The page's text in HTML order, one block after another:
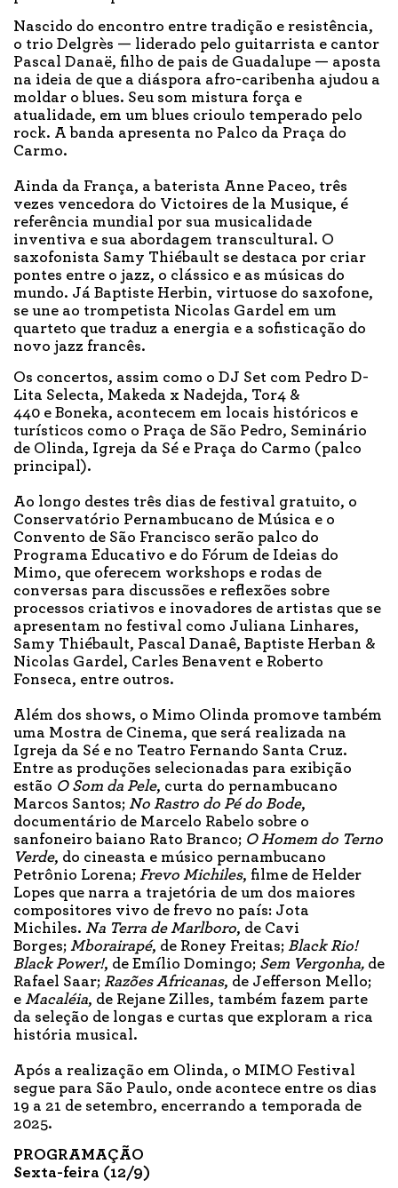
Nascido do encontro entre tradição e resistência,
o trio Delgrès — liderado pelo guitarrista e cantor
Pascal Danaë, filho de pais de Guadalupe — aposta
na ideia de que a diáspora afro-caribenha ajudou a
moldar o blues. Seu som mistura força e
atualidade, em um blues crioulo temperado pelo
rock. A banda apresenta no Palco da Praça do
Carmo.
Ainda da França, a baterista Anne Paceo, três
vezes vencedora do Victoires de la Musique, é
referência mundial por sua musicalidade
inventiva e sua abordagem transcultural. O
saxofonista Samy Thiébault se destaca por criar
pontes entre o jazz, o clássico e as músicas do
mundo. Já Baptiste Herbin, virtuose do saxofone,
se une ao trompetista Nicolas Gardel em um
quarteto que traduz a energia e a sofisticação do
novo jazz francês.
Os concertos, assim como o DJ Set com Pedro D-
Lita Selecta, Makeda x Nadejda, Tor4 &
440 e Boneka, acontecem em locais históricos e
turísticos como o Praça de São Pedro, Seminário
de Olinda, Igreja da Sé e Praça do Carmo (palco
principal).
Ao longo destes três dias de festival gratuito, o
Conservatório Pernambucano de Música e o
Convento de São Francisco serão palco do
Programa Educativo e do Fórum de Ideias do
Mimo, que oferecem workshops e rodas de
conversas para discussões e reflexões sobre
processos criativos e inovadores de artistas que se
apresentam no festival como Juliana Linhares,
Samy Thiébault, Pascal Danaê, Baptiste Herban &
Nicolas Gardel, Carles Benavent e Roberto
Fonseca, entre outros.
Além dos shows, o Mimo Olinda promove também
uma Mostra de Cinema, que será realizada na
Igreja da Sé e no Teatro Fernando Santa Cruz.
Entre as produções selecionadas para exibição
estão O Som da Pele, curta do pernambucano
Marcos Santos; No Rastro do Pé do Bode,
documentário de Marcelo Rabelo sobre o
sanfoneiro baiano Rato Branco; O Homem do Terno
Verde, do cineasta e músico pernambucano
Petrônio Lorena; Frevo Michiles, filme de Helder
Lopes que narra a trajetória de um dos maiores
compositores vivo de frevo no país: Jota
Michiles. Na Terra de Marlboro, de Cavi
Borges; Mborairapé, de Roney Freitas; Black Rio!
Black Power!, de Emílio Domingo; Sem Vergonha, de
Rafael Saar; Razões Africanas, de Jefferson Mello;
e Macaléia, de Rejane Zilles, também fazem parte
da seleção de longas e curtas que exploram a rica
história musical.
Após a realização em Olinda, o MIMO Festival
segue para São Paulo, onde acontece entre os dias
19 a 21 de setembro, encerrando a temporada de
2025.
PROGRAMAÇÃO
Sexta-feira (12/9)